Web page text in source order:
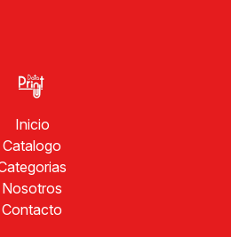
Inicio
Catalogo
Nosotros
Contacto